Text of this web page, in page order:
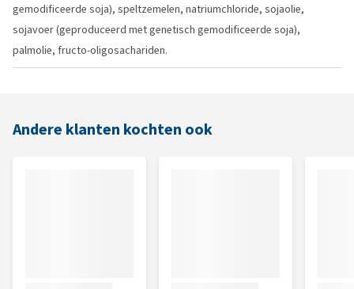
gemodificeerde soja), speltzemelen, natriumchloride, sojaolie,
sojavoer (geproduceerd met genetisch gemodificeerde soja),
palmolie, fructo-oligosachariden.
Andere klanten kochten ook